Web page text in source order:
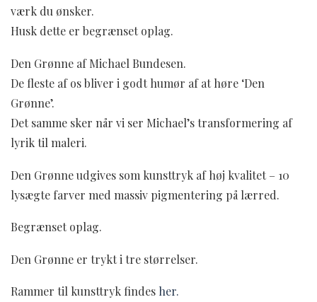
værk du ønsker.
Husk dette er begrænset oplag.
Den Grønne af Michael Bundesen.
De fleste af os bliver i godt humør af at høre ‘Den
Grønne’.
Det samme sker når vi ser Michael’s transformering af
lyrik til maleri.
Den Grønne udgives som kunsttryk af høj kvalitet – 10
lysægte farver med massiv pigmentering på lærred.
Begrænset oplag.
Den Grønne er trykt i tre størrelser.
Rammer til kunsttryk findes her.